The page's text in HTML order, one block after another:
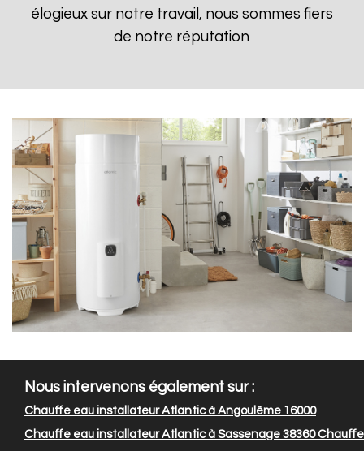
élogieux sur notre travail, nous sommes fiers
de notre réputation
Nous intervenons également sur :
Chauffe eau installateur Atlantic à Angoulême 16000
Chauffe eau installateur Atlantic à Sassenage 38360Chauffe